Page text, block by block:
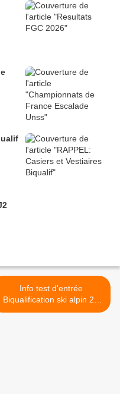
Info test d'entrée
Biqualification ski alpin 21
mars 2017 >